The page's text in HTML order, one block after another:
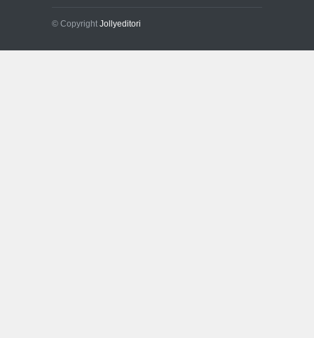
© Copyright Jollyeditori